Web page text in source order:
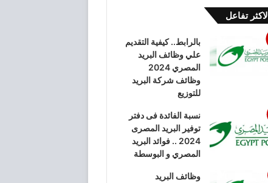
الاكثر تفاعل
بالرابط.. كيفية التقديم
علي وظائف البريد
المصري 2024
وظائف شركة البريد
للتوزيع
نسبة الفائدة فى دفتر
توفير البريد المصرى
2024 .. فوائد البريد
المصري و البوسطة
وظائف البريد